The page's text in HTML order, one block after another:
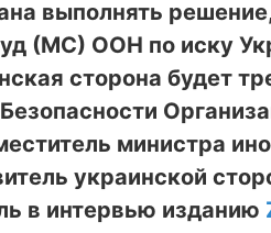
выполнять
(МС) ООН по иску
сторона будет
министра
украинской
в интервью изданию